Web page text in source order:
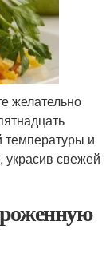
желательно
и
свежей